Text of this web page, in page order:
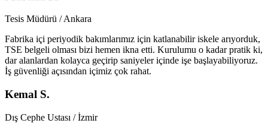
Tesis Müdürü / Ankara
Fabrika içi periyodik bakımlarımız için katlanabilir iskele arıyorduk,
TSE belgeli olması bizi hemen ikna etti. Kurulumu o kadar pratik ki,
dar alanlardan kolayca geçirip saniyeler içinde işe başlayabiliyoruz.
İş güvenliği açısından içimiz çok rahat.
Kemal S.
Dış Cephe Ustası / İzmir